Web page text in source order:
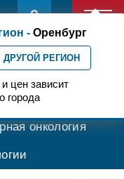
- Оренбург
ДРУГОЙ РЕГИОН
цен зависит
городатерапия
онкология